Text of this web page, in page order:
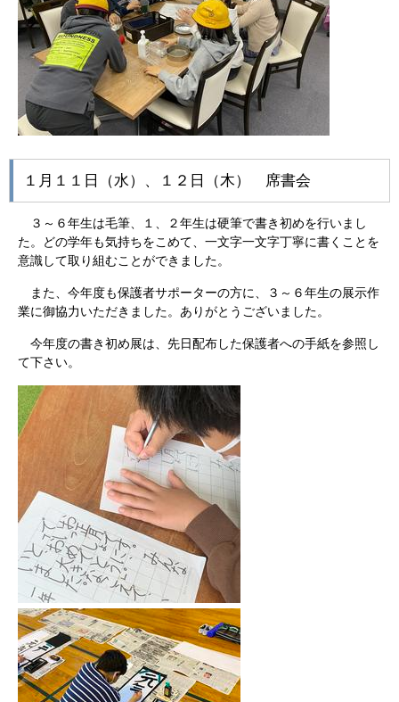
１月１１日（水）、１２日（木） 席書会
３～６年生は毛筆、１、２年生は硬筆で書き初めを行いまし
た。どの学年も気持ちをこめて、一文字一文字丁寧に書くことを
意識して取り組むことができました。
また、今年度も保護者サポーターの方に、３～６年生の展示作
業に御協力いただきました。ありがとうございました。
今年度の書き初め展は、先日配布した保護者への手紙を参照し
て下さい。